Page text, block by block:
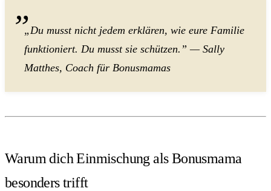
„Du musst nicht jedem erklären, wie eure Familie
funktioniert. Du musst sie schützen.” — Sally
Matthes, Coach für Bonusmamas
Warum dich Einmischung als Bonusmama
besonders trifft